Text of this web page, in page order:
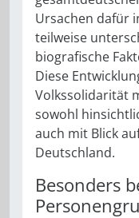
Ursachen dafür
teilweise
biografische
Diese
Volkssolidarität
sowohl
auch mit Blick
Deutschland.
Besonders